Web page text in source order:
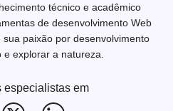
técnico e acadêmico
de desenvolvimento Web
paixão por desenvolvimento
explorar a natureza.
especialistas em